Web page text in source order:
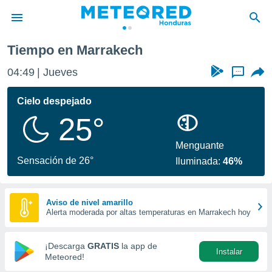
de
ha sido
calidad.
a este
las
y
forma
digital
basada
Tiempo en Marrakech
04:49 Jueves ...
Cielo despejado
25°
Sensación de 26°
Menguante
Iluminada:46%
Aviso de nivel amarillo
Alerta moderada por altas temperaturas en Marrakech hoy
¡Descarga GRATIS la app de
Meteored!
Instalar